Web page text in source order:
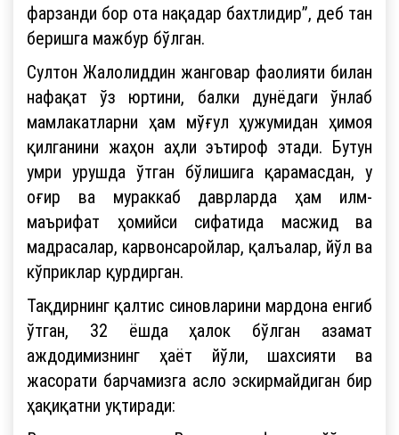
фарзанди бор ота нақадар бахтлидир”, деб тан
беришга мажбур бўлган.
Султон Жалолиддин жанговар фаолияти билан
нафақат ўз юртини, балки дунёдаги ўнлаб
мамлакатларни ҳам мўғул ҳужумидан ҳимоя
қилганини жаҳон аҳли эътироф этади. Бутун
умри урушда ўтган бўлишига қарамасдан, у
оғир ва мураккаб даврларда ҳам илм-
маърифат ҳомийси сифатида масжид ва
мадрасалар, карвонсаройлар, қалъалар, йўл ва
кўприклар қурдирган.
Тақдирнинг қалтис синовларини мардона енгиб
ўтган, 32 ёшда ҳалок бўлган азамат
аждодимизнинг ҳаёт йўли, шахсияти ва
жасорати барчамизга асло эскирмайдиган бир
ҳақиқатни уқтиради: